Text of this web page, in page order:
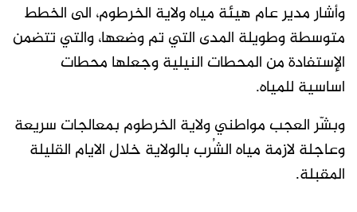
وأشار مدير عام هيئة مياه ولاية الخرطوم، الى الخطط
متوسطة وطويلة المدى التي تم وضعها، والتي تتضمن
الإستفادة من المحطات النيلية وجعلها محطات
اساسية للمياه.
وبشّر العجب مواطني ولاية الخرطوم بمعالجات سريعة
وعاجلة لازمة مياه الشُرب بالولاية خلال الايام القليلة
المقبلة.